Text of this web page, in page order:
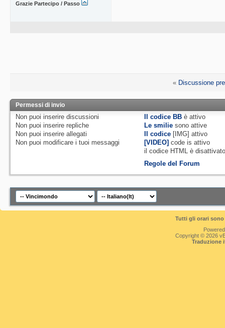
Grazie Partecipo / Passo
« Discussione
Permessi di invio
Non puoi inserire discussioni
Non puoi inserire repliche
Non puoi inserire allegati
Non puoi modificare i tuoi messaggi
Il codice BB èattivo
Le smilie sono attive
Il codice [IMG]attivo
[VIDEO] code isattivo
il codice HTML è
Regole del Forum
Tutti gli orari
Copyright © 2026
Traduzione